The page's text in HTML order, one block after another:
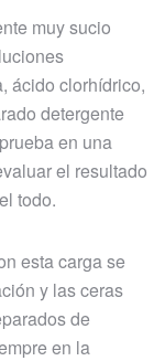
muy sucio
ácido clorhídrico,
detergente
en una
el resultado
todo.
esta carga se
y las ceras
de
en la